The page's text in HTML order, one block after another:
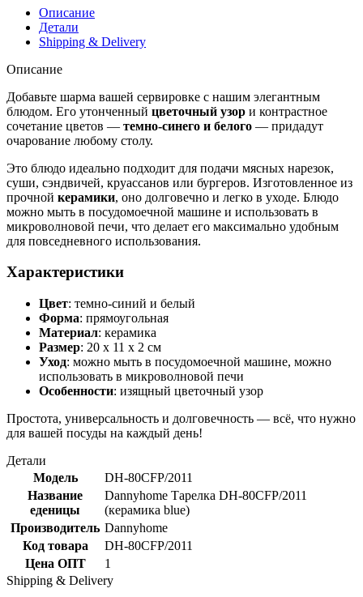
Описание
Детали
Shipping & Delivery
Описание
Добавьте шарма вашей сервировке с нашим элегантным
блюдом. Его утонченный цветочный узор и контрастное
сочетание цветов — темно-синего и белого — придадут
очарование любому столу.
Это блюдо идеально подходит для подачи мясных нарезок,
суши, сэндвичей, круассанов или бургеров. Изготовленное из
прочной керамики, оно долговечно и легко в уходе. Блюдо
можно мыть в посудомоечной машине и использовать в
микроволновой печи, что делает его максимально удобным
для повседневного использования.
Характеристики
Цвет: темно-синий и белый
Форма: прямоугольная
Материал: керамика
Размер: 20 x 11 x 2 см
Уход: можно мыть в посудомоечной машине, можно
использовать в микроволновой печи
Особенности: изящный цветочный узор
Простота, универсальность и долговечность — всё, что нужно
для вашей посуды на каждый день!
Детали
Модель
DH-80CFP/2011
Название
еденицы
Dannyhome Тарелка DH-80CFP/2011
(керамика blue)
Производитель Dannyhome
Код товара
DH-80CFP/2011
Цена ОПТ
1
Shipping & Delivery